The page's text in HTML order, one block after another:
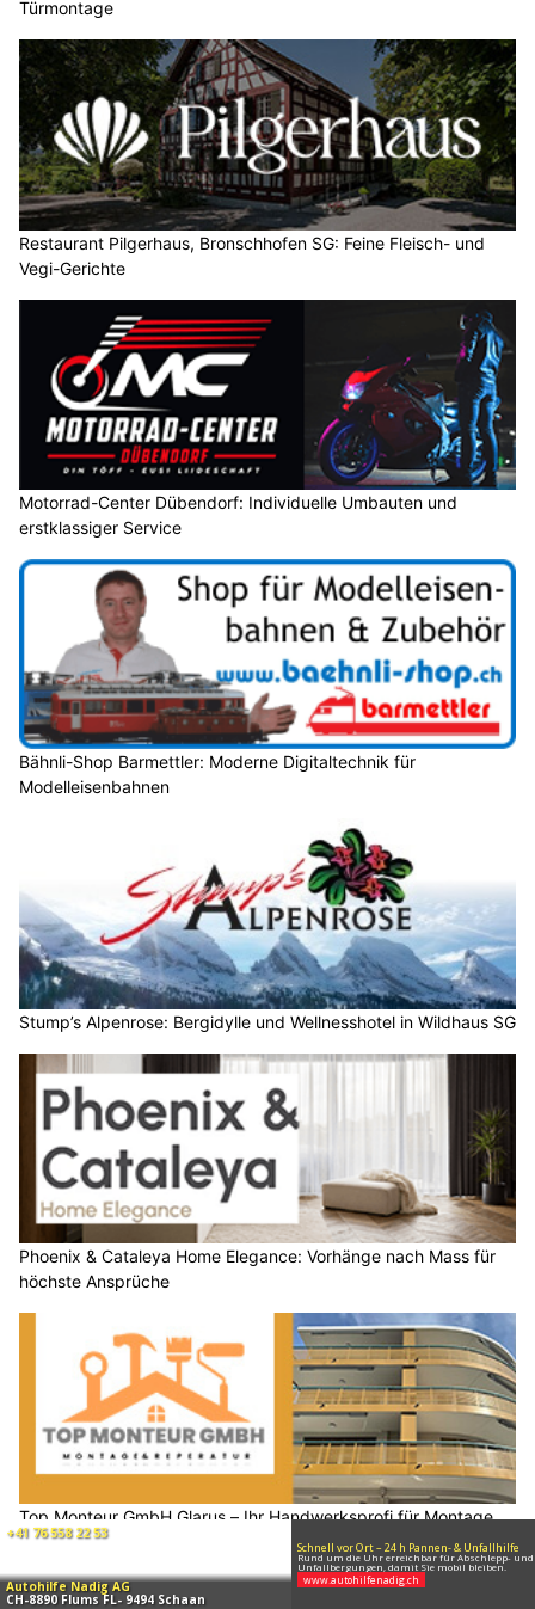
Türmontage
Restaurant Pilgerhaus, Bronschhofen SG: Feine Fleisch- und
Vegi-Gerichte
Motorrad-Center Dübendorf: Individuelle Umbauten und
erstklassiger Service
Bähnli-Shop Barmettler: Moderne Digitaltechnik für
Modelleisenbahnen
Stump’s Alpenrose: Bergidylle und Wellnesshotel in Wildhaus SG
Phoenix & Cataleya Home Elegance: Vorhänge nach Mass für
höchste Ansprüche
Top Monteur GmbH Glarus – Ihr Handwerksprofi für Montage,
Maler & Entsorgung